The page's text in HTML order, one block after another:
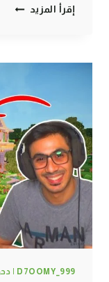
إقرأ المزيد ماين
أكبر
الماس
ماين
كرافت
!
D7OOMY_999 | دحومي٩٩٩